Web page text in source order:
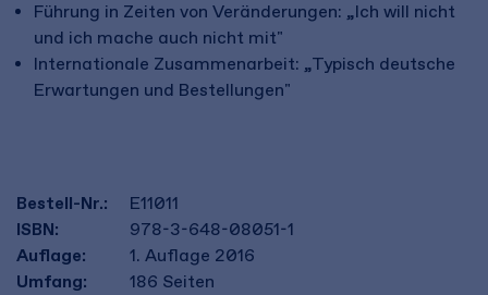
Führung in Zeiten von Veränderungen: „Ich will nicht
und ich mache auch nicht mit"
Internationale Zusammenarbeit: „Typisch deutsche
Erwartungen und Bestellungen"
Bestell-Nr.:
E11011
ISBN:
978-3-648-08051-1
Auflage:
1. Auflage 2016
Umfang:
186 Seiten